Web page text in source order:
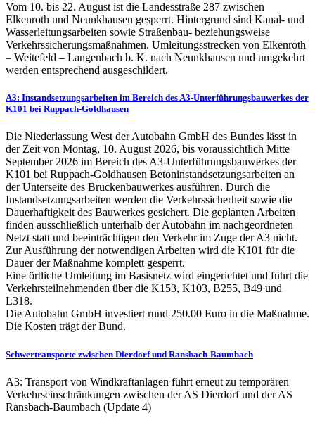
Vom 10. bis 22. August ist die Landesstraße 287 zwischen
Elkenroth und Neunkhausen gesperrt. Hintergrund sind Kanal- und
Wasserleitungsarbeiten sowie Straßenbau- beziehungsweise
Verkehrssicherungsmaßnahmen. Umleitungsstrecken von Elkenroth
– Weitefeld – Langenbach b. K. nach Neunkhausen und umgekehrt
werden entsprechend ausgeschildert.
A3: Instandsetzungsarbeiten im Bereich des A3-Unterführungsbauwerkes der
K101 bei Ruppach-Goldhausen
Die Niederlassung West der Autobahn GmbH des Bundes lässt in
der Zeit von Montag, 10. August 2026, bis voraussichtlich Mitte
September 2026 im Bereich des A3-Unterführungsbauwerkes der
K101 bei Ruppach-Goldhausen Betoninstandsetzungsarbeiten an
der Unterseite des Brückenbauwerkes ausführen. Durch die
Instandsetzungsarbeiten werden die Verkehrssicherheit sowie die
Dauerhaftigkeit des Bauwerkes gesichert. Die geplanten Arbeiten
finden ausschließlich unterhalb der Autobahn im nachgeordneten
Netzt statt und beeinträchtigen den Verkehr im Zuge der A3 nicht.
Zur Ausführung der notwendigen Arbeiten wird die K101 für die
Dauer der Maßnahme komplett gesperrt.
Eine örtliche Umleitung im Basisnetz wird eingerichtet und führt die
Verkehrsteilnehmenden über die K153, K103, B255, B49 und
L318.
Die Autobahn GmbH investiert rund 250.00 Euro in die Maßnahme.
Die Kosten trägt der Bund.
Schwertransporte zwischen Dierdorf und Ransbach-Baumbach
A3: Transport von Windkraftanlagen führt erneut zu temporären
Verkehrseinschränkungen zwischen der AS Dierdorf und der AS
Ransbach-Baumbach (Update 4)